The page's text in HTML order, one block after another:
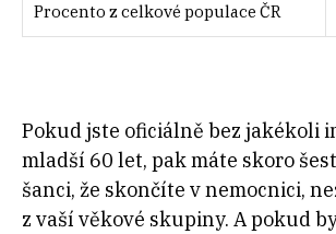
Procento z celkové populace ČR
Pokud jste oficiálně bez jakékoli
mladší 60 let, pak máte skoro
šanci, že skončíte v nemocnici,
z vaší věkové skupiny. A pokud